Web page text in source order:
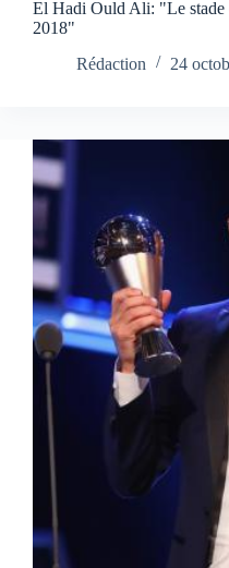
El Hadi Ould Ali: "Le stade
2018"
Rédaction
24